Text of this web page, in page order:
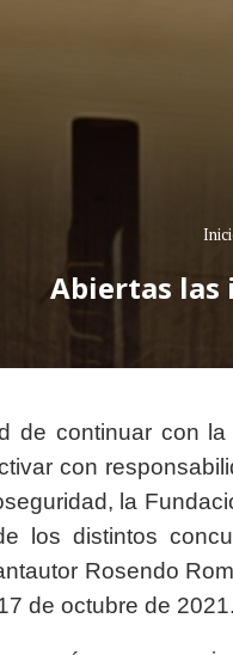
Abiertas las
de continuar con
con
la
los distintos
Rosendo
de octubre de 2021.